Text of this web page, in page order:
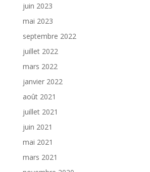
juin 2023
mai 2023
septembre 2022
juillet 2022
mars 2022
janvier 2022
août 2021
juillet 2021
juin 2021
mai 2021
mars 2021